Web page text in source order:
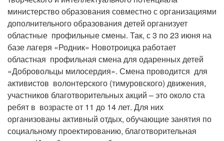
министерство образования совместно с организациями
дополнительного образования детей организует
областные профильные смены. Так, с 3 по 23 июня на
базе лагеря «Родник» Новотроицка работает
областная профильная смена для одаренных детей
«Добровольцы милосердия». Смена проводится для
активистов волонтерского (тимуровского) движения,
участников благотворительных акций – это около ста
ребят в возрасте от 11 до 14 лет. Для них
организованы активный отдых, обучающие занятия по
социальному проектированию, благотворительная